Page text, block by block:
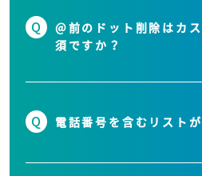
Q
@前のドット削除はカ
須ですか？
Q 電話番号を含むリスト